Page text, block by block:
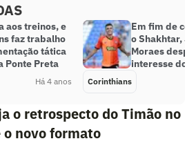
aos treinos, e
faz trabalho
tática
Ponte Preta
Há 4 anos
Em fim de
o Shakhtar,
Moraes
interesse do
Corinthians
o retrospecto do Timão no
novo formato